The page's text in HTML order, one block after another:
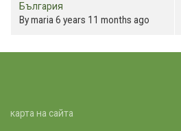
България
Bymaria 6 years 11 months ago
карта на сайта